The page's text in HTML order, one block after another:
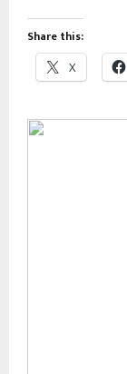
Share this:
X